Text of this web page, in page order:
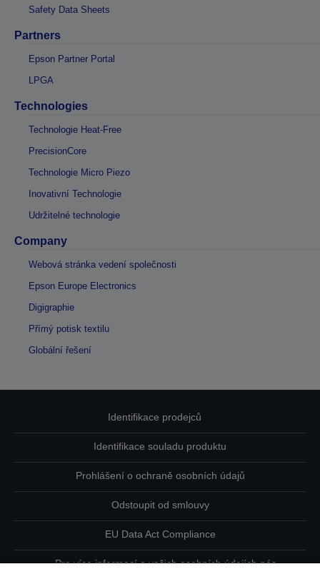
Safety Data Sheets
Partners
Epson Partner Portal
LPGA
Technologies
Technologie Heat-Free
PrecisionCore
Technologie Micro Piezo
Inovativní Technologie
Udržitelné technologie
Company
Webová stránka vedení společnosti
Epson Europe Electronics
Digigraphie
Přímý potisk textilu
Globální řešení
Identifikace prodejců
Identifikace souladu produktu
Prohlášení o ochraně osobních údajů
Odstoupit od smlouvy
EU Data Act Compliance
Pro více informací o vašich osobních údajích nás